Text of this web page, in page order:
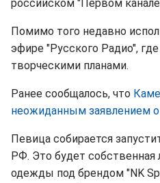
российском "Первом
Помимо того недавно
эфире "Русского Радио",
творческими планами.
Ранее сообщалось, что
неожиданным заявлением
Певица собирается
РФ. Это будет собственная
одежды под брендом "NK